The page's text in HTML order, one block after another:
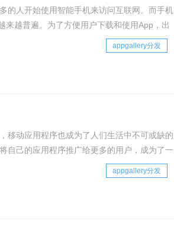
的人开始使用智能手机来访问互联网。而手机
来越普遍。为了方便用户下载和使用App，出
绍App分发平台的原理和义务。一、App分发
appgallery分发
移动应用程序也成为了人们生活中不可或缺的
自己的应用程序推广给更多的用户，成为了一
件app成为了开发者必须要掌握的一项技能。
appgallery分发